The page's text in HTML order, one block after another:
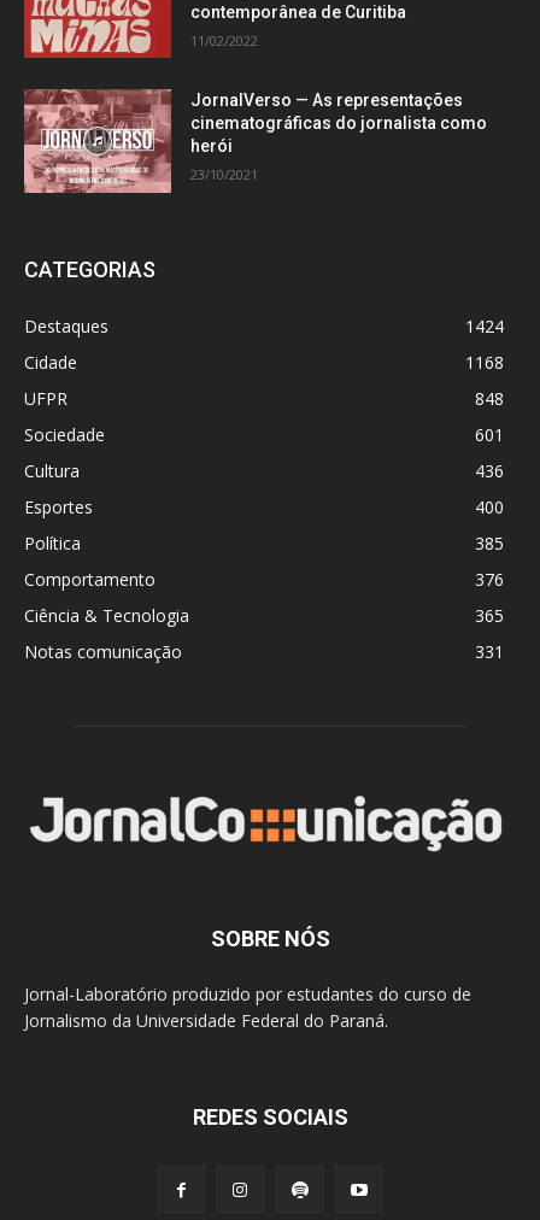
contemporânea de Curitiba
11/02/2022
JornalVerso — As representações
cinematográficas do jornalista como
herói
23/10/2021
CATEGORIAS
Destaques
1424
Cidade
1168
UFPR
848
Sociedade
601
Cultura
436
Esportes
400
Política
385
Comportamento
376
Ciência & Tecnologia
365
Notas comunicação
331
SOBRE NÓS
Jornal-Laboratório produzido por estudantes do curso de
Jornalismo da Universidade Federal do Paraná.
REDES SOCIAIS